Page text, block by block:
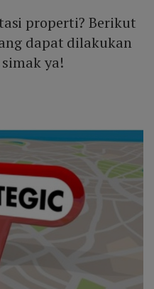
properti? Berikut
dapat dilakukan
ya!